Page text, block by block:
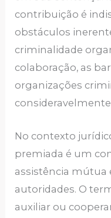
contribuição é
obstáculos
criminalidade
colaboração, as
organizações
consideravelmente
No contexto
premiada é um
assistência mútua
autoridades. O
auxiliar ou